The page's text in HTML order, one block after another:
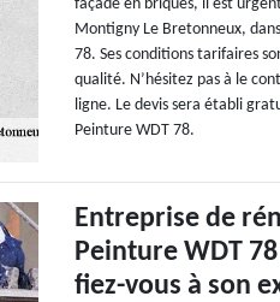
façade en briques, il est
Montigny Le Bretonneux,
78. Ses conditions tarifaires
qualité. N’hésitez pas à le
ligne. Le devis sera établi
Peinture WDT 78.
Entreprise de
Peinture WDT
fiez-vous à son